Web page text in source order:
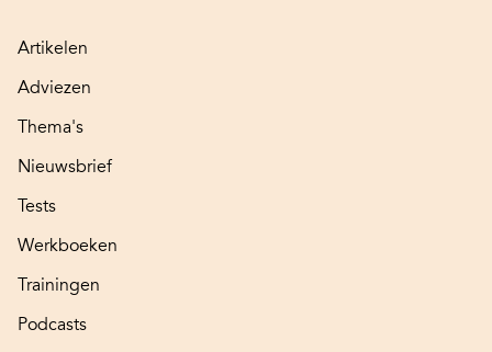
Artikelen
Adviezen
Thema's
Nieuwsbrief
Tests
Werkboeken
Trainingen
Podcasts